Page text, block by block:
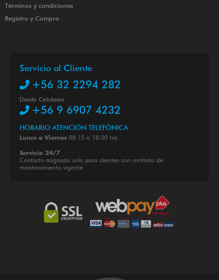
Términos y condiciones
Registro y Compra
Servicio al Cliente
+56 32 2294 282
Desde Celulares
+56 9 6907 4232
HORARIO ATENCIÓN TELEFÓNICA
Lunes a Viernes 08:15 a 18:00 hrs
Servicio 24/7
Contacto asignado solo para clientes con contrato de
mantenimiento vigente.